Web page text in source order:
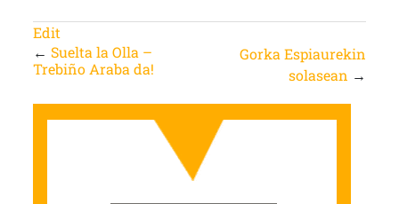
Edit
← Suelta la Olla –
Trebiño Araba da!
Gorka Espiaurekin
solasean →